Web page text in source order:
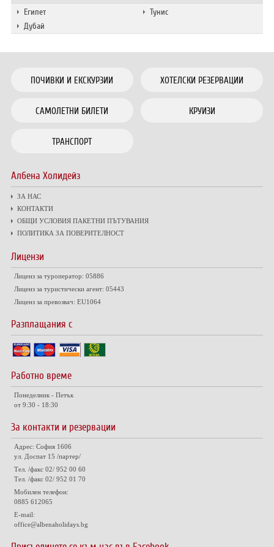
Египет
Тунис
Дубай
ПОЧИВКИ И ЕКСКУРЗИИ ХОТЕЛСКИ РЕЗЕРВАЦИИ
САМОЛЕТНИ БИЛЕТИ КРУИЗИ
ТРАНСПОРТ
Албена Холидейз
ЗА НАС
КОНТАКТИ
ОБЩИ УСЛОВИЯ ПАКЕТНИ ПЪТУВАНИЯ
ПОЛИТИКА ЗА ПОВЕРИТЕЛНОСТ
Лицензи
Лиценз за туроператор: 05886
Лиценз за туристически агент: 05443
Лиценз за превозвач: EU1064
Разплащания с
Работно време
Понеделник - Петък
от 9:30 - 18:30
За контакти и резервации
Адрес: София 1606
ул. Доспат 15 /партер/
Тел. /факс 02/ 952 00 60
Тел. /факс 02/ 952 01 70
Мобилен телефон:
0885 612065
E-mail:
office@albenaholidays.bg